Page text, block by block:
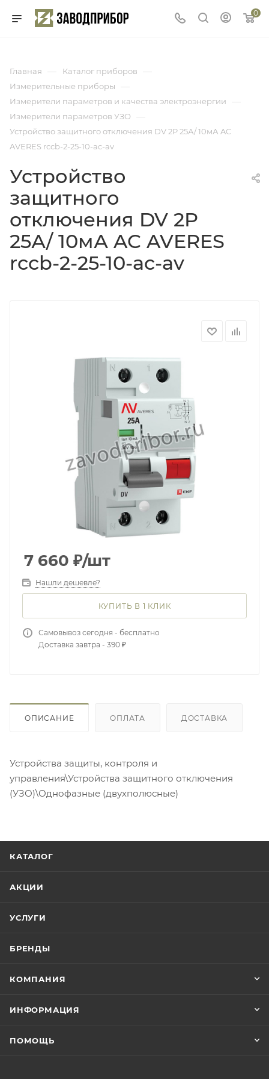
0
Главная — Каталог приборов —
Измерительные приборы —
Измерители параметров и качества электроэнергии —
Измерители параметров УЗО —
Устройство защитного отключения DV 2P 25А/ 10мА AC
AVERES rccb-2-25-10-ac-av
Устройство
защитного
отключения DV 2P
25А/ 10мА AC AVERES
rccb-2-25-10-ac-av
7 660 ₽/шт
Нашли дешевле?
КУПИТЬ В 1 КЛИК
Самовывоз сегодня - бесплатно
Доставка завтра - 390 ₽
ОПИСАНИЕ ОПЛАТА ДОСТАВКА
Устройства защиты, контроля и
управления\Устройства защитного отключения
(УЗО)\Однофазные (двухполюсные)
КАТАЛОГ
АКЦИИ
УСЛУГИ
БРЕНДЫ
КОМПАНИЯ
ИНФОРМАЦИЯ
ПОМОЩЬ